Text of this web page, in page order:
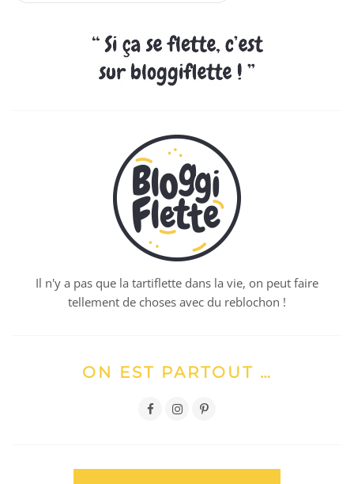
Il n'y a pas que la tartiflette dans la vie, on peut faire
tellement de choses avec du reblochon !
ON EST PARTOUT …